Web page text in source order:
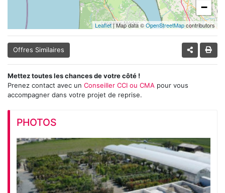
−
Leaflet| Map data ©OpenStreetMapcontributors
Offres Similaires
Mettez toutes les chances de votre côté !
Prenez contact avec un Conseiller CCI ou CMA pour vous
accompagner dans votre projet de reprise.
PHOTOS